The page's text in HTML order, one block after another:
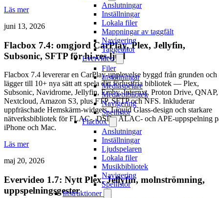
Anslutningar
Inställningar
Lokala filer
Mappningar av taggfält
Navigering
Taggeditor
Evervideo
Filer
Inställningar
Mediaspelare
Mediebibliotek
Navigering
Spellistor
Flacbox
Anslutningar
Inställningar
Ljudspelaren
Lokala filer
Musikbibliotek
Navigering
Spellistor
Instruktioner
Läs mer
juni 13, 2026
Flacbox 7.4: omgjord CarPlay, Plex, Jellyfin,
Subsonic, SFTP för hi-res-ljud
Flacbox 7.4 levererar en CarPlay-upplevelse byggd från grunden och
lägger till 10+ nya sätt att spela ditt förlustfria bibliotek — Plex,
Subsonic, Navidrome, Jellyfin, Emby, Internxt, Proton Drive, QNAP,
Nextcloud, Amazon S3, plus FTP, SFTP och NFS. Inkluderar
uppfräschade Hemskärm-widgets, Liquid Glass-design och starkare
nätverksbibliotek för FLAC-, DSD-, ALAC- och APE-uppspelning
iPhone och Mac.
Läs mer
maj 20, 2026
Evervideo 1.7: Nytt Plex, Jellyfin, molnströmning,
uppspelningsgester